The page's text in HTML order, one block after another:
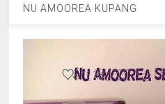
NU AMOOREA KUPANG